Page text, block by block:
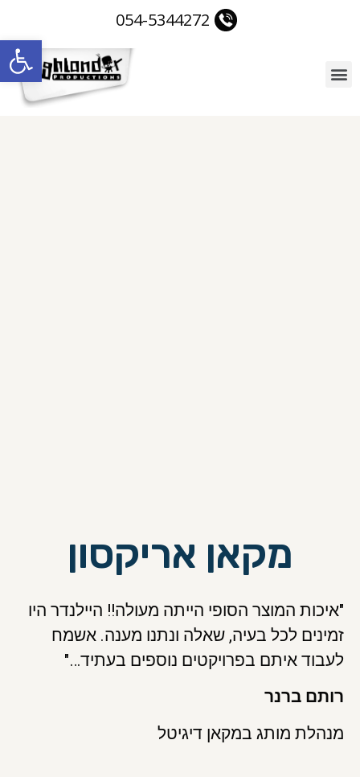
פתח
054-5344272
מקאן אריקסון
"איכות המוצר הסופי הייתה מעולה!! היילנדר היו
זמינים לכל בעיה, שאלה ונתנו מענה. אשמח
לעבוד איתם בפרויקטים נוספים בעתיד…"
רותם ברנר
מנהלת מותג במקאן דיגיטל